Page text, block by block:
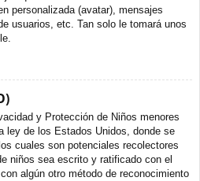
personalizada (avatar), mensajes
usuarios, etc. Tan solo le tomará unos
y Protección de Niños menores
ley de los Estados Unidos, donde se
cuales son potenciales recolectores
niños sea escrito y ratificado con el
algún otro método de reconocimiento